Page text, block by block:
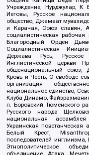
Учреждение, Нурджулар, К
Иеговы, Русское
общество, Джамаат
и Карачая, Союз славян,
социалистическая
Благородный Орден
Социалистическая
Держава Русь, Русское
Инглистической церкви
общенациональный союз,
Кровь и Честь, О свободе
организация
национальное единство,
Клуба Динамо,
п. Боровский Тюменского
Русского народа
национальная
Украинская повстанческая
Белый Крест,
последователей
Этнополитическое
объединение Атака,